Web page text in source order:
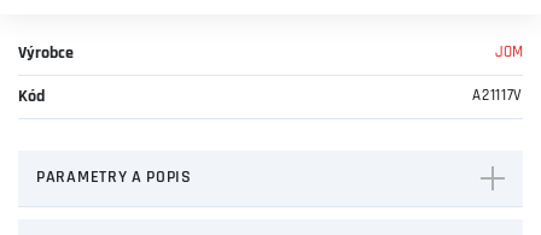
Výrobce JOM
Kód A21117V
PARAMETRY A POPIS